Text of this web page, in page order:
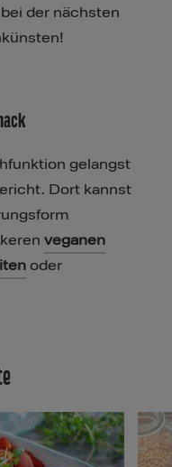
der nächsten
gelangst
Dort kannst
veganen
oder